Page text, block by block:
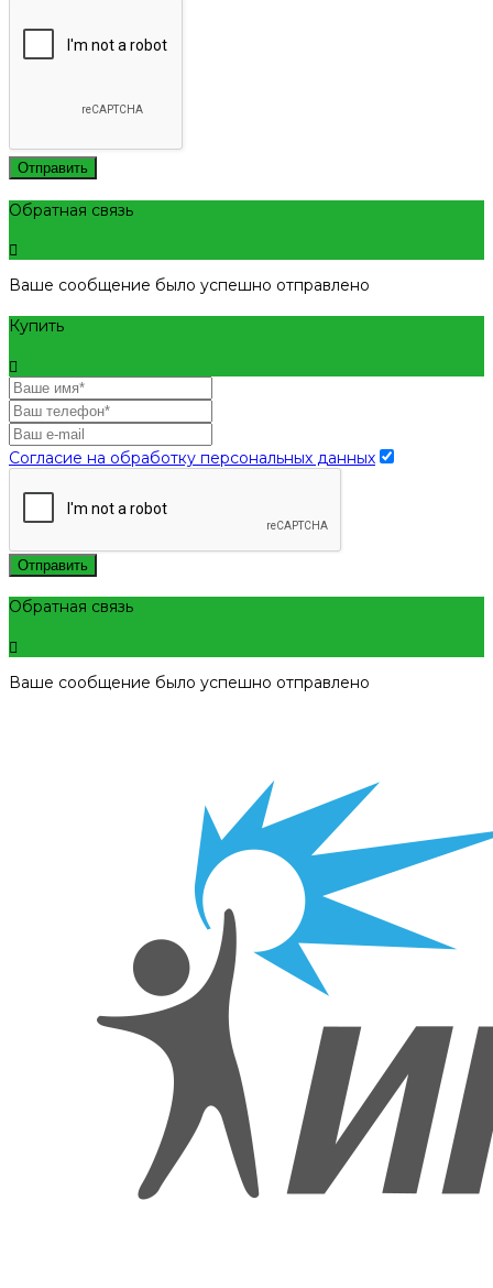
Отправить
Обратная связь
Ваше сообщение было успешно отправлено
Купить
Согласие на обработку персональных данных
Отправить
Обратная связь
Ваше сообщение было успешно отправлено